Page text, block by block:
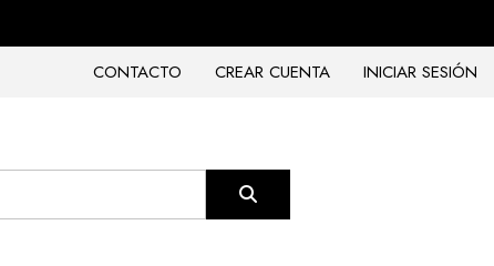
CONTACTO
CREAR CUENTA INICIAR SESIÓN